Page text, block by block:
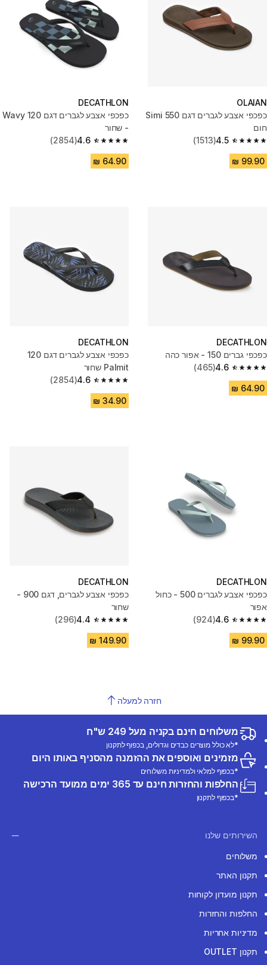
OLAIAN
כפכפי אצבע לגברים דגם 550 Simi
חום
4.5
4.5 out of 5 stars from 1513 reviews
(1513)
DECATHLON
כפכפי אצבע לגברים דגם 120 Wavy
- שחור
4.6
4.6 out of 5 stars from 2854 reviews
(2854)
DECATHLON
כפכפי גברים 150 - אפור כהה
4.6
4.6 out of 5 stars from 465 reviews
(465)
DECATHLON
כפכפי אצבע לגברים דגם 120
Palmit שחור
4.6
4.6 out of 5 stars from 2854 reviews
(2854)
DECATHLON
כפכפי אצבע לגברים 500 - כחול
אפור
4.6
4.6 out of 5 stars from 924 reviews
(924)
DECATHLON
כפכפי אצבע לגברים, דגם 900 -
שחור
4.4
4.4 out of 5 stars from 296 reviews
(296)
חזרה למעלה
משלוחים חינם בקניה מעל 249 ש"ח
*לא כולל מוצרים כבדים וגדולים, בכפוף לתקנון
מזמינים ואוספים את ההזמנה מהסניף באותו היום
*בכפוף למלאי ולמדיניות משלוחים
החלפות והחזרות חינם עד 365 ימים ממועד הרכישה
*בכפוף לתקנון
השירותים שלנו
משלוחים
תקנון האתר
תקנון מועדון לקוחות
החלפות והחזרות
מדיניות אחריות
תקנון OUTLET